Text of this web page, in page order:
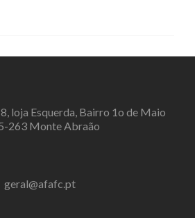
loja Esquerda, Bairro 1o de Maio
263 Monte Abraão
geral@afafc.pt